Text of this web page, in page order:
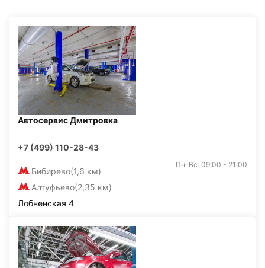
Автосервис Дмитровка
+7 (499) 110-28-43
Бибирево(1,6 км)
Алтуфьево(2,35 км)
Пн-Вс: 09:00 - 21:00
Лобненская 4